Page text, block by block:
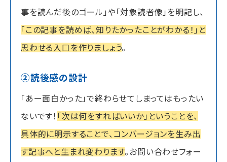
事を読んだ後のゴール」や「対象読者像」を明記し、
「この記事を読めば、知りたかったことがわかる！」と
思わせる入口を作りましょう。
②読後感の設計
「あー面白かった」で終わらせてしまってはもったい
ないです！ 「次は何をすればいいか」ということを、
具体的に明示することで、コンバージョンを生み出
す記事へと生まれ変わります。お問い合わせフォー